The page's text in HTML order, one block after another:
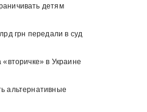
детям
грн передали в суд
в Украине
альтернативные